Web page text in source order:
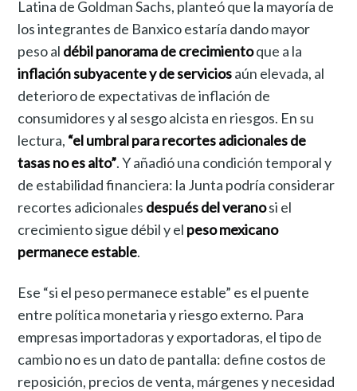
Latina de Goldman Sachs, planteó que la mayoría de
los integrantes de Banxico estaría dando mayor
peso al débil panorama de crecimientoque a la
inflación subyacente y de serviciosaún elevada, al
deterioro de expectativas de inflación de
consumidores y al sesgo alcista en riesgos. En su
lectura, “el umbral para recortes adicionales de
tasas no es alto”. Y añadió una condición temporal y
de estabilidad financiera: la Junta podría considerar
recortes adicionales después del veranosi el
crecimiento sigue débil y el peso mexicano
permanece estable.
Ese “si el peso permanece estable” es el puente
entre política monetaria y riesgo externo. Para
empresas importadoras y exportadoras, el tipo de
cambio no es un dato de pantalla: define costos de
reposición, precios de venta, márgenes y necesidad